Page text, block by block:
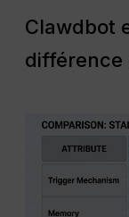
Clawdbot
différence